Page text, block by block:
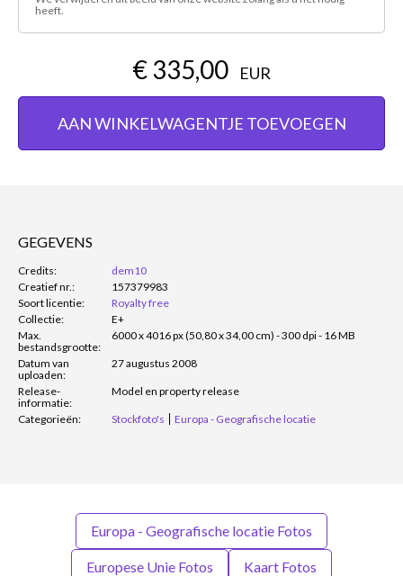
heeft.
€ 335,00 EUR
AAN WINKELWAGENTJE TOEVOEGEN
GEGEVENS
Credits:
dem10
Creatief nr.:
157379983
Soort licentie:
Royalty free
Collectie:
E+
Max.
bestandsgrootte:
6000 x 4016 px (50,80 x 34,00 cm) - 300 dpi - 16 MB
Datum van
uploaden:
27 augustus 2008
Release-
informatie:
Model en property release
Categorieën: Stockfoto's Europa - Geografische locatie
Europa - Geografische locatie Fotos
Europese Unie Fotos Kaart Fotos